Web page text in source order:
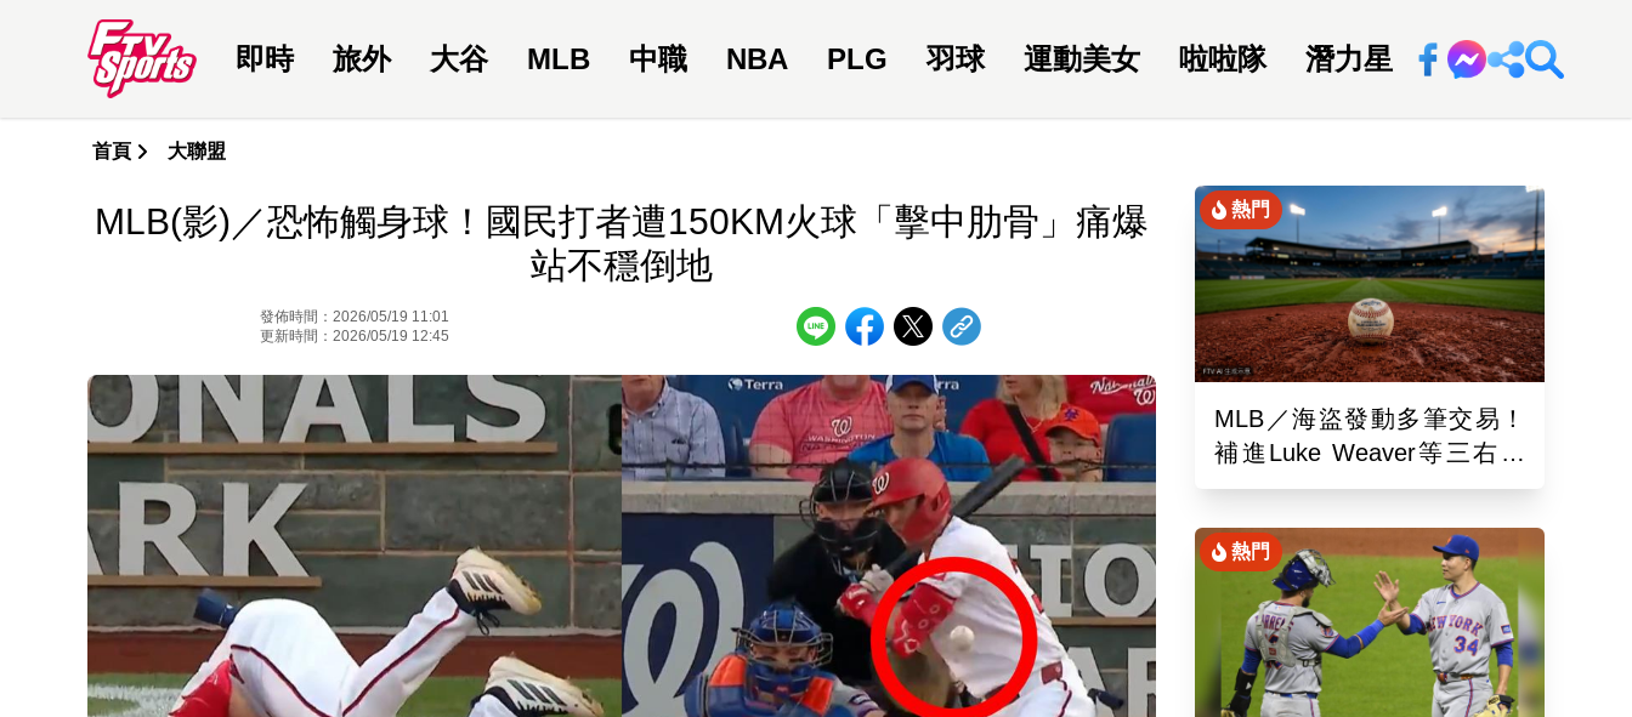
即時 旅外 大谷 MLB 中職 NBA PLG 羽球 運動美女 啦啦隊 潛力星 回新聞網
首頁 大聯盟
MLB(影)／恐怖觸身球！國民打者遭150KM火球「擊中肋骨」痛爆
站不穩倒地
發佈時間：2026/05/19 11:01
更新時間：2026/05/19 12:45
熱門
MLB／海盜發動多筆交易！
補進Luke Weaver等三右投
重整牛棚
熱門